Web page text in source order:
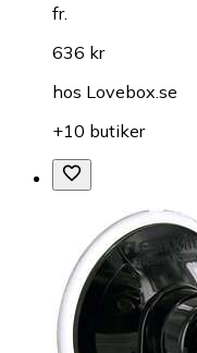
fr.
636 kr
hos Lovebox.se
+10 butiker